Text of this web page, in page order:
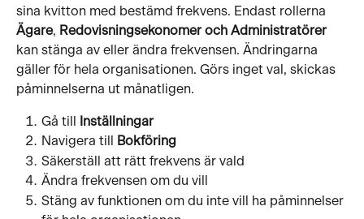
sina kvitton med bestämd frekvens. Endast rollerna
Ägare, Redovisningsekonomer och Administratörer
kan stänga av eller ändra frekvensen. Ändringarna
gäller för hela organisationen. Görs inget val, skickas
påminnelserna ut månatligen.
Gå till
Inställningar
Navigera till
Bokföring
Säkerställ att rätt frekvens är vald
Ändra frekvensen om du vill
Stäng av funktionen om du inte vill ha påminnelser